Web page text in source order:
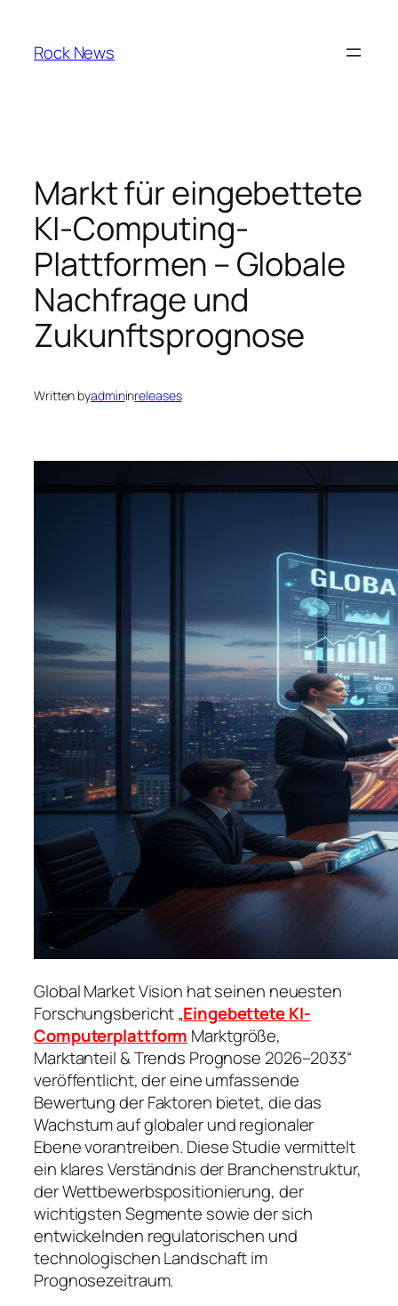
content
Rock News
Markt für eingebettete
KI-Computing-
Plattformen – Globale
Nachfrage und
Zukunftsprognose
Written byadmininreleases
Global Market Vision hat seinen neuesten
Forschungsbericht „Eingebettete KI-
Computerplattform Marktgröße,
Marktanteil & Trends Prognose 2026–2033“
veröffentlicht, der eine umfassende
Bewertung der Faktoren bietet, die das
Wachstum auf globaler und regionaler
Ebene vorantreiben. Diese Studie vermittelt
ein klares Verständnis der Branchenstruktur,
der Wettbewerbspositionierung, der
wichtigsten Segmente sowie der sich
entwickelnden regulatorischen und
technologischen Landschaft im
Prognosezeitraum.